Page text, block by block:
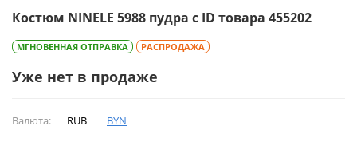
Костюм NINELE 5988 пудра с ID товара 455202
МГНОВЕННАЯ ОТПРАВКА РАСПРОДАЖА
Уже нет в продаже
Валюта: RUB BYN